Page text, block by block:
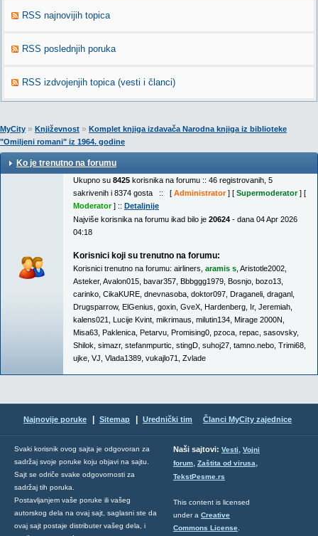
RSS najnovijih topica
RSS poslednjih poruka
RSS izdvojenjih topica (vesti i članci)
MyCity » Književnost » Komplet knjiga izdavača Narodna knjiga iz biblioteke
"Omiljeni romani" iz 1964. godine
Ko je trenutno na forumu
Ukupno su 8425 korisnika na forumu :: 46 registrovanih, 5
sakrivenih i 8374 gosta :: [ Administrator] [ Supermoderator] [
Moderator] :: Detaljnije
Najviše korisnika na forumu ikad bilo je 20624 - dana 04 Apr 2026
04:18
Korisnici koji su trenutno na forumu:
Korisnici trenutno na forumu: airliners aramis s Aristotle2002
Asteker, Avalon015 bavar357 Bbbggg1979 Bosnjo bozo13
carinko CikaKURE dnevnasoba doktor097 Draganeli draganl
Drugsparrow, ElGenius goxin GveX Hardenberg Ir, Jeremiah
kalens021
Lucije Kvint mikrimaus milutin134 Mirage 2000N
Misa63 Paklenica Petarvu Promising0 pzoca repac sasovsky,
Shilok simazr, stefanmpurtic stingD suhoj27 tamno.nebo Trimi68
ujke VJ Vlada1389 vukajlo71 Zvlade
Najnovije poruke Sitemap Urednički tim Članci MyCity zajednice
Svaki korisnik ovog sajta je odgovoran za
sadržaj svoje poruke koju objavi na sajtu.
Sajt se odriče svake odgovornosti za
sadržaj tih poruka.
Postavljanjem vaše poruke ili vašeg
autorskog dela na ovaj sajt, saglasni ste da
ovaj sajt postaje distributer vašeg dela, i
Naši sajtovi: Vesti, Vojni
forum, Zaštita od virusa,
TekstPesme.rs
This content is licensed
under a Creative
Commons License